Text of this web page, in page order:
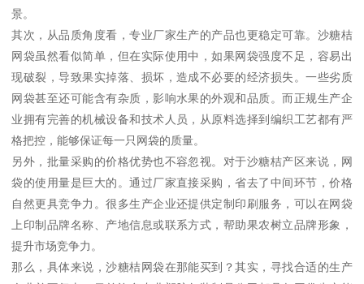
景。
其次，从品质角度看，专业厂家生产的产品也更稳定可靠。沙糖桔
网袋虽然看似简单，但在实际使用中，如果网袋强度不足，容易出
现破裂，导致果实掉落、损坏，造成不必要的经济损失。一些劣质
网袋甚至还可能含有杂质，影响水果的外观和品质。而正规生产企
业拥有完善的机械设备和技术人员，从原料选择到编织工艺都有严
格把控，能够保证每一只网袋的质量。
另外，批量采购的价格优势也不容忽视。对于沙糖桔产区来说，网
袋的使用量是巨大的。通过厂家直接采购，省去了中间环节，价格
自然更具竞争力。很多生产企业还提供定制印刷服务，可以在网袋
上印制品牌名称、产地信息或联系方式，帮助果农树立品牌形象，
提升市场竞争力。
那么，具体来说，沙糖桔网袋在那能买到？其实，寻找合适的生产